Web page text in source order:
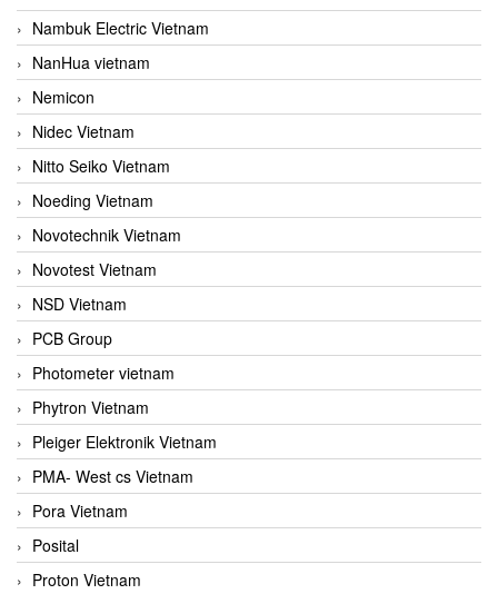
Nambuk Electric Vietnam
NanHua vietnam
Nemicon
Nidec Vietnam
Nitto Seiko Vietnam
Noeding Vietnam
Novotechnik Vietnam
Novotest Vietnam
NSD Vietnam
PCB Group
Photometer vietnam
Phytron Vietnam
Pleiger Elektronik Vietnam
PMA- West cs Vietnam
Pora Vietnam
Posital
Proton Vietnam